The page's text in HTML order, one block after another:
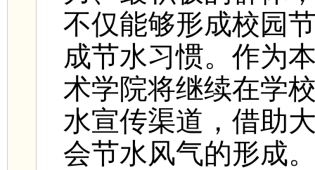
不仅能够形成校园
成节水习惯。作为
术学院将继续在学
水宣传渠道，借助
会节水风气的形成